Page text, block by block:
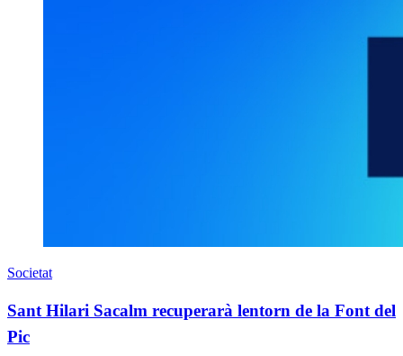
Societat
Sant Hilari Sacalm recuperarà lentorn de la Font del
Pic